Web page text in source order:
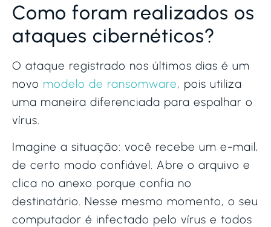
Como foram realizados os
ataques cibernéticos?
O ataque registrado nos últimos dias é um
novo modelo de ransomware, pois utiliza
uma maneira diferenciada para espalhar o
vírus.
Imagine a situação: você recebe um e-mail,
de certo modo confiável. Abre o arquivo e
clica no anexo porque confia no
destinatário. Nesse mesmo momento, o seu
computador é infectado pelo vírus e todos